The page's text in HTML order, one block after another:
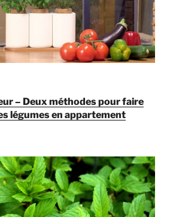
– Deux méthodes pour faire
légumes en appartement